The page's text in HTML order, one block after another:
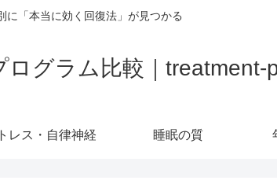
に「本当に効く回復法」が見つかる
グラム比較｜treatment-
レス・自律神経 睡眠の質